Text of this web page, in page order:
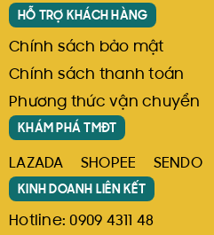
HỖ TRỢ KHÁCH HÀNG
Chính sách bảo mật
Chính sách thanh toán
Phương thức vận chuyển
KHÁM PHÁ TMĐT
LAZADA SHOPEE SENDO
KINH DOANH LIÊN KẾT
Hotline: 0909 4311 48